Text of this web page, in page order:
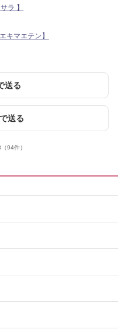
ラ 】
キマエテン】
送る
送る
（94件）